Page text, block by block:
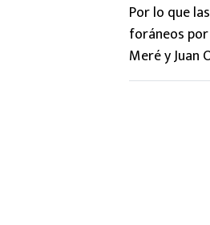
Por lo que
foráneos
Meré y Juan